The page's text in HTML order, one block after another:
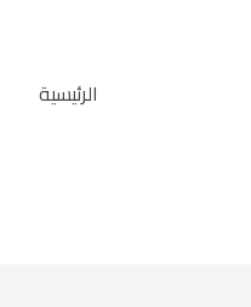
الرئيسية